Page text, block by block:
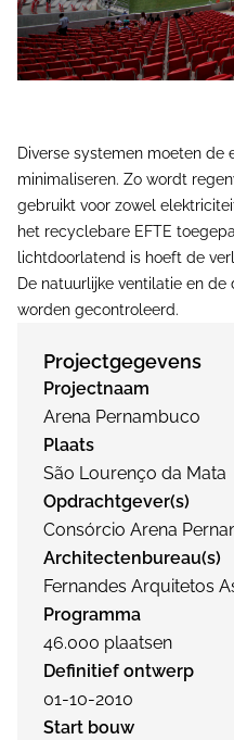
Diverse systemen moeten de
minimaliseren. Zo wordt
gebruikt voor zowel
het recyclebare EFTE
lichtdoorlatend is hoeft de
De natuurlijke ventilatie en
worden gecontroleerd.
Projectgegevens
Projectnaam
Arena Pernambuco
Plaats
São Lourenço da Mata
Opdrachtgever(s)
Consórcio Arena
Architectenbureau(s)
Fernandes Arquitetos
Programma
46.000 plaatsen
Definitief ontwerp
01-10-2010
Start bouw